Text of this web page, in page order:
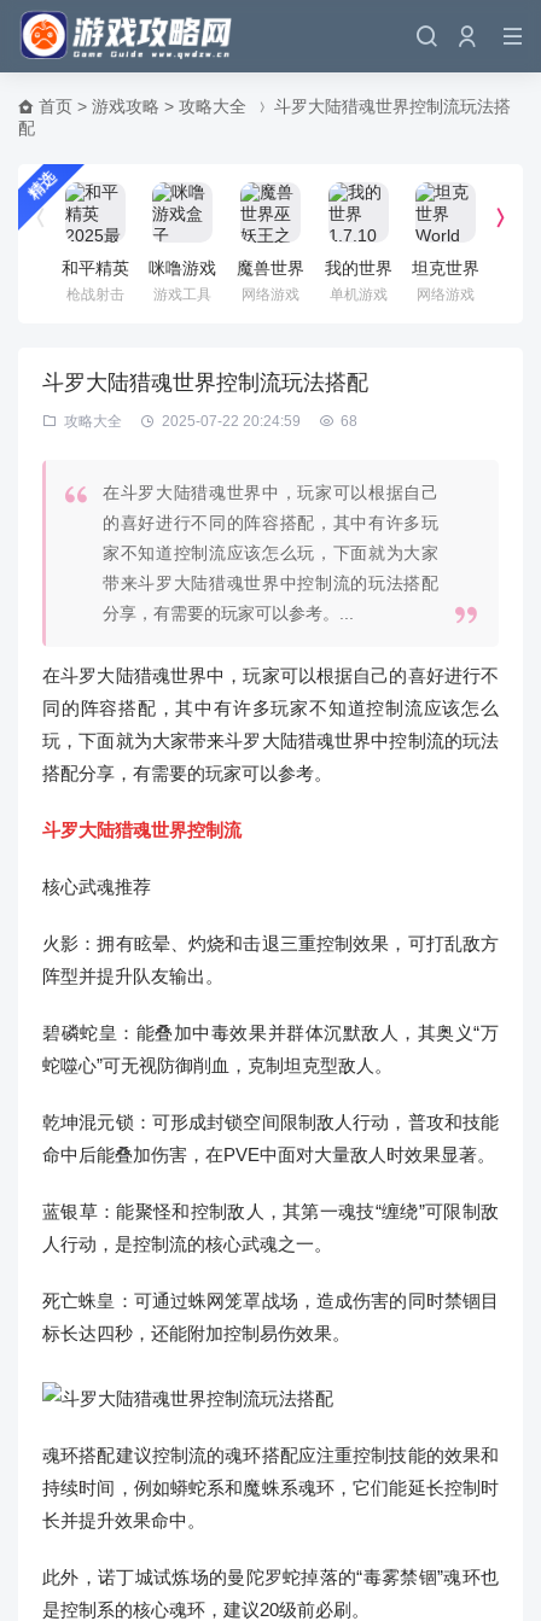
首页 > 游戏攻略 > 攻略大全
斗罗大陆猎魂世界控制流玩法搭
配
精选
和平精英
2025最
枪战射击
咪噜游戏
盒子
游戏工具
魔兽世界
巫妖王之
网络游戏
我的世界
1.7.10电
单机游戏
坦克世界
World Of
网络游戏
斗罗大陆猎魂世界控制流玩法搭配
攻略大全 2025-07-22 20:24:59 68
在斗罗大陆猎魂世界中，玩家可以根据自己
的喜好进行不同的阵容搭配，其中有许多玩
家不知道控制流应该怎么玩，下面就为大家
带来斗罗大陆猎魂世界中控制流的玩法搭配
分享，有需要的玩家可以参考。...
在斗罗大陆猎魂世界中，玩家可以根据自己的喜好进行不
同的阵容搭配，其中有许多玩家不知道控制流应该怎么
玩，下面就为大家带来斗罗大陆猎魂世界中控制流的玩法
搭配分享，有需要的玩家可以参考。
斗罗大陆猎魂世界控制流
核心武魂推荐
火影：拥有眩晕、灼烧和击退三重控制效果，可打乱敌方
阵型并提升队友输出。
碧磷蛇皇：能叠加中毒效果并群体沉默敌人，其奥义“万
蛇噬心”可无视防御削血，克制坦克型敌人。
乾坤混元锁：可形成封锁空间限制敌人行动，普攻和技能
命中后能叠加伤害，在PVE中面对大量敌人时效果显著。
蓝银草：能聚怪和控制敌人，其第一魂技“缠绕”可限制敌
人行动，是控制流的核心武魂之一。
死亡蛛皇：可通过蛛网笼罩战场，造成伤害的同时禁锢目
标长达四秒，还能附加控制易伤效果。
魂环搭配建议控制流的魂环搭配应注重控制技能的效果和
持续时间，例如蟒蛇系和魔蛛系魂环，它们能延长控制时
长并提升效果命中。
此外，诺丁城试炼场的曼陀罗蛇掉落的“毒雾禁锢”魂环也
是控制系的核心魂环，建议20级前必刷。